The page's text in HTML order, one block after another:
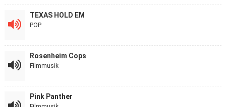
TEXAS HOLD EM
POP
Rosenheim Cops
Filmmusik
Pink Panther